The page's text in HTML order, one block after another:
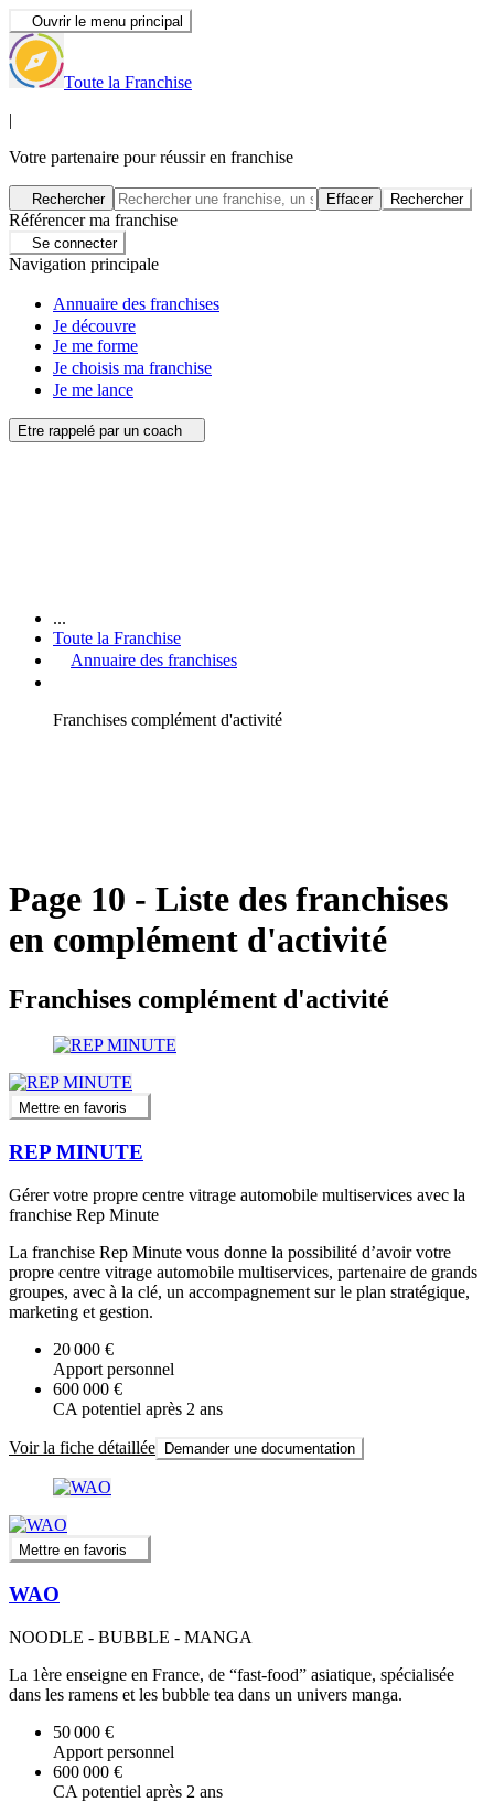
Ouvrir le menu principal
Toute la Franchise
|
Votre partenaire pour réussir en franchise
Rechercher Effacer Rechercher
Référencer ma franchise
Se connecter
Navigation principale
Annuaire des franchises
Je découvre
Je me forme
Je choisis ma franchise
Je me lance
Etre rappelé par un coach
...
Toute la Franchise
Annuaire des franchises
Franchises complément d'activité
Page 10 - Liste des franchises
en complément d'activité
Franchises complément d'activité
Mettre en favoris
REP MINUTE
Gérer votre propre centre vitrage automobile multiservices avec la
franchise Rep Minute
La franchise Rep Minute vous donne la possibilité d’avoir votre
propre centre vitrage automobile multiservices, partenaire de grands
groupes, avec à la clé, un accompagnement sur le plan stratégique,
marketing et gestion.
20 000 €
Apport personnel
600 000 €
CA potentiel après 2 ans
Voir la fiche détaillée Demander une documentation
Mettre en favoris
WAO
NOODLE - BUBBLE - MANGA
La 1ère enseigne en France, de “fast-food” asiatique, spécialisée
dans les ramens et les bubble tea dans un univers manga.
50 000 €
Apport personnel
600 000 €
CA potentiel après 2 ans